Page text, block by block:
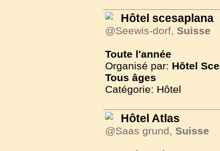
Hôtel scesaplana
@Seewis-dorf, Suisse
Toute l'année
Organisé par: Hôtel
Tous âges
Catégorie: Hôtel
Hôtel Atlas
@Saas grund, Suisse